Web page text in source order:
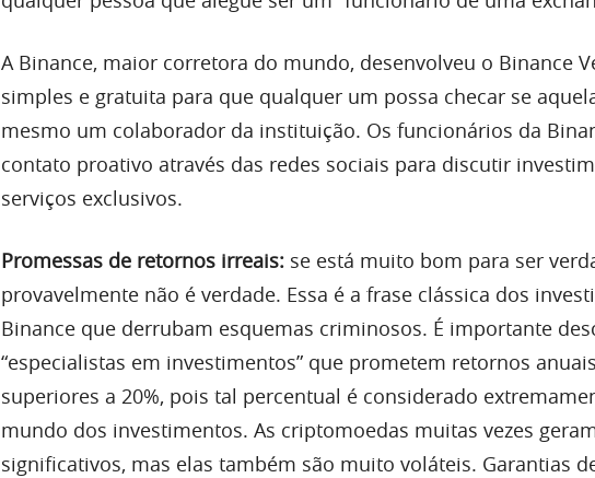
A Binance, maior corretora do mundo, desenvolveu o Binance
simples e gratuita para que qualquer um possa checar se
mesmo um colaborador da instituição. Os funcionários da
contato proativo através das redes sociais para discutir
serviços exclusivos.
Promessas de retornos irreais: se está muito bom para ser
provavelmente não é verdade. Essa é a frase clássica dos
Binance que derrubam esquemas criminosos. É importante
“especialistas em investimentos” que prometem retornos
superiores a 20%, pois tal percentual é considerado
mundo dos investimentos. As criptomoedas muitas vezes
significativos, mas elas também são muito voláteis. Garantias